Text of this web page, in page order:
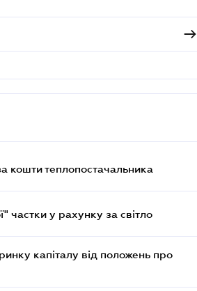
кошти теплопостачальника
частки у рахунку за світло
капіталу від положень про